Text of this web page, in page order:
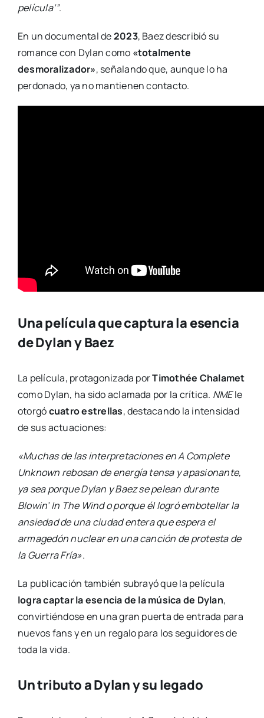
película’”.
En un documental de2023, Baez describió su
romance con Dylan como «totalmente
desmoralizador», señalando que, aunque lo ha
perdonado, ya no mantienen contacto.
Una película que captura la esencia
de Dylan y Baez
La película, protagonizada porTimothée Chalamet
como Dylan, ha sido aclamada por la crítica. NMEle
otorgócuatro estrellas, destacando la intensidad
de sus actuaciones:
«Muchas de las interpretaciones en A Complete
Unknown rebosan de energía tensa y apasionante,
ya sea porque Dylan y Baez se pelean durante
Blowin’ In The Wind o porque él logró embotellar la
ansiedad de una ciudad entera que espera el
armagedón nuclear en una canción de protesta de
la Guerra Fría».
La publicación también subrayó que la película
logra captar la esencia de la música de Dylan,
convirtiéndose en una gran puerta de entrada para
nuevos fans y en un regalo para los seguidores de
toda la vida.
Un tributo a Dylan y su legado